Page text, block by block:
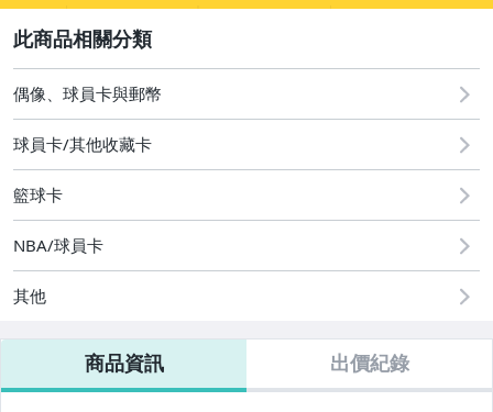
偶像、球員卡與郵幣
偶像、球員卡與郵幣
球員卡/其他收藏卡
籃球卡
NBA/球員卡
其他
商品資訊 出價紀錄